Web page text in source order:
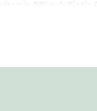
B2) och Biotin